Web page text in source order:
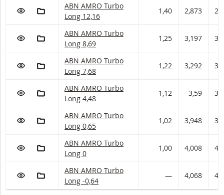
VOEG TOE AAN WATCHLIST
AAN PORTFOLIO TOEVOEGEN
ABN AMRO Turbo met ISIN code:
ABN AMRO Turbo
Long 12,16
1,40 2,873
VOEG TOE AAN WATCHLIST
AAN PORTFOLIO TOEVOEGEN
ABN AMRO Turbo met ISIN code:
ABN AMRO Turbo
Long 8,69
1,25 3,197
VOEG TOE AAN WATCHLIST
AAN PORTFOLIO TOEVOEGEN
ABN AMRO Turbo met ISIN code:
ABN AMRO Turbo
Long 7,68
1,22 3,292
VOEG TOE AAN WATCHLIST
AAN PORTFOLIO TOEVOEGEN
ABN AMRO Turbo met ISIN code:
ABN AMRO Turbo
Long 4,48
1,12 3,59
VOEG TOE AAN WATCHLIST
AAN PORTFOLIO TOEVOEGEN
ABN AMRO Turbo met ISIN code:
ABN AMRO Turbo
Long 0,65
1,02 3,948
VOEG TOE AAN WATCHLIST
AAN PORTFOLIO TOEVOEGEN
ABN AMRO Turbo met ISIN code:
ABN AMRO Turbo
Long 0
1,00 4,008
VOEG TOE AAN WATCHLIST
AAN PORTFOLIO TOEVOEGEN
ABN AMRO Turbo met ISIN code:
ABN AMRO Turbo
Long -0,64
— 4,068